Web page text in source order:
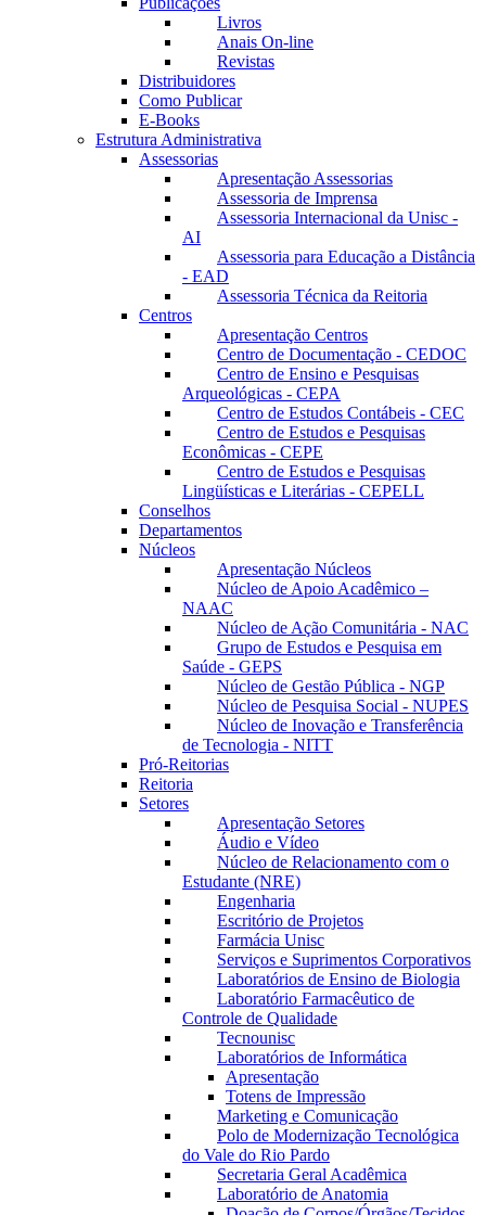
Livros
Anais On-line
Revistas
Distribuidores
Como Publicar
E-Books
Estrutura Administrativa
Assessorias
Apresentação Assessorias
Assessoria de Imprensa
Assessoria Internacional da Unisc -
AI
Assessoria para Educação a Distância
- EAD
Assessoria Técnica da Reitoria
Centros
Apresentação Centros
Centro de Documentação - CEDOC
Centro de Ensino e Pesquisas
Arqueológicas - CEPA
Centro de Estudos Contábeis - CEC
Centro de Estudos e Pesquisas
Econômicas - CEPE
Centro de Estudos e Pesquisas
Lingüísticas e Literárias - CEPELL
Conselhos
Departamentos
Núcleos
Apresentação Núcleos
Núcleo de Apoio Acadêmico –
NAAC
Núcleo de Ação Comunitária - NAC
Grupo de Estudos e Pesquisa em
Saúde - GEPS
Núcleo de Gestão Pública - NGP
Núcleo de Pesquisa Social - NUPES
Núcleo de Inovação e Transferência
de Tecnologia - NITT
Pró-Reitorias
Reitoria
Setores
Apresentação Setores
Áudio e Vídeo
Núcleo de Relacionamento com o
Estudante (NRE)
Engenharia
Escritório de Projetos
Farmácia Unisc
Serviços e Suprimentos Corporativos
Laboratórios de Ensino de Biologia
Laboratório Farmacêutico de
Controle de Qualidade
Tecnounisc
Laboratórios de Informática
Apresentação
Totens de Impressão
Marketing e Comunicação
Polo de Modernização Tecnológica
do Vale do Rio Pardo
Secretaria Geral Acadêmica
Laboratório de Anatomia